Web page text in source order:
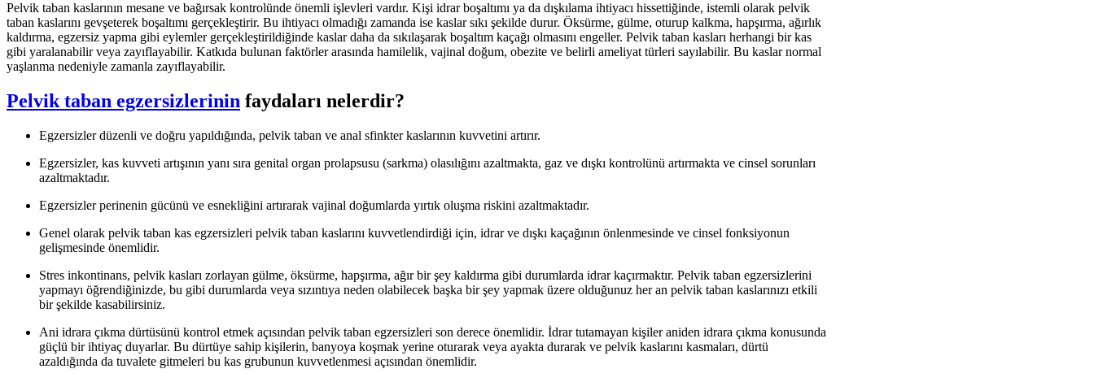
Pelvik taban kaslarının mesane ve bağırsak kontrolünde önemli işlevleri vardır. Kişi idrar boşaltımı ya da dışkılama ihtiyacı hissettiğinde, istemli olarak pelvik
taban kaslarını gevşeterek boşaltımı gerçekleştirir. Bu ihtiyacı olmadığı zamanda ise kaslar sıkı şekilde durur. Öksürme, gülme, oturup kalkma, hapşırma, ağırlık
kaldırma, egzersiz yapma gibi eylemler gerçekleştirildiğinde kaslar daha da sıkılaşarak boşaltım kaçağı olmasını engeller. Pelvik taban kasları herhangi bir kas
gibi yaralanabilir veya zayıflayabilir. Katkıda bulunan faktörler arasında hamilelik, vajinal doğum, obezite ve belirli ameliyat türleri sayılabilir. Bu kaslar normal
yaşlanma nedeniyle zamanla zayıflayabilir.
Pelvik taban egzersizlerinin faydaları nelerdir?
Egzersizler düzenli ve doğru yapıldığında, pelvik taban ve anal sfinkter kaslarının kuvvetini artırır.
Egzersizler, kas kuvveti artışının yanı sıra genital organ prolapsusu (sarkma) olasılığını azaltmakta, gaz ve dışkı kontrolünü artırmakta ve cinsel sorunları
azaltmaktadır.
Egzersizler perinenin gücünü ve esnekliğini artırarak vajinal doğumlarda yırtık oluşma riskini azaltmaktadır.
Genel olarak pelvik taban kas egzersizleri pelvik taban kaslarını kuvvetlendirdiği için, idrar ve dışkı kaçağının önlenmesinde ve cinsel fonksiyonun
gelişmesinde önemlidir.
Stres inkontinans, pelvik kasları zorlayan gülme, öksürme, hapşırma, ağır bir şey kaldırma gibi durumlarda idrar kaçırmaktır. Pelvik taban egzersizlerini
yapmayı öğrendiğinizde, bu gibi durumlarda veya sızıntıya neden olabilecek başka bir şey yapmak üzere olduğunuz her an pelvik taban kaslarınızı etkili
bir şekilde kasabilirsiniz.
Ani idrara çıkma dürtüsünü kontrol etmek açısından pelvik taban egzersizleri son derece önemlidir. İdrar tutamayan kişiler aniden idrara çıkma konusunda
güçlü bir ihtiyaç duyarlar. Bu dürtüye sahip kişilerin, banyoya koşmak yerine oturarak veya ayakta durarak ve pelvik kaslarını kasmaları, dürtü
azaldığında da tuvalete gitmeleri bu kas grubunun kuvvetlenmesi açısından önemlidir.